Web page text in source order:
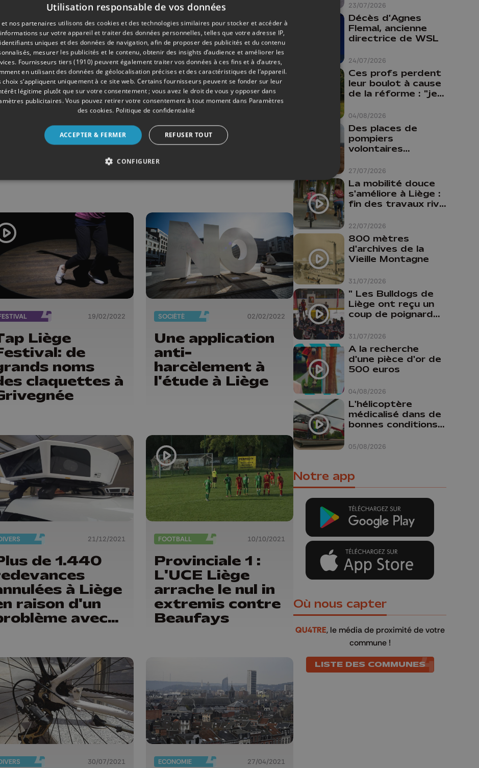
03/04/2023
Ardentes : Rue
Léopold, départ
de
FUTSAL 18/12/2022
Plus de 1.000
jeunes à la
deuxième
édition de la
Trophy Cup
19/02/2022
Liège
de
noms
claquettes à
SOCIÉTÉ 02/02/2022
Une application
anti-
harcèlement à
l'étude à Liège
21/12/2021
de 1.440
à Liège
raison d'un
avec
FOOTBALL 10/10/2021
Provinciale 1 :
L'UCE Liège
arrache le nul in
extremis contre
Beaufays
30/07/2021 ECONOMIE 27/04/2021
23/07/2026
24/07/2026
Décès d'Agnes
Flemal, ancienne
directrice de WSL
04/08/2026
Ces profs perdent
leur boulot à cause
de la réforme : "je
comme prof que
comme
pharmacienne"
27/07/2026
Des places de
pompiers
volontaires
province de Liège :
"Un citoyen qui
n'est formé ne
peut pas nous
aider"
22/07/2026
La mobilité douce
s'améliore à Liège :
fin des travaux rive
cyclo-piétonnes
Avroy et
Guillemins...
31/07/2026
800 mètres
d'archives de la
Vieille Montagne
31/07/2026
" Les Bulldogs de
Liège ont reçu un
coup de poignard
04/08/2026
A la recherche
d'une pièce d'or de
500 euros
05/08/2026
L'hélicoptère
médicalisé dans de
bonnes conditions à
Notre app
Où nous capter
QU4TRE, le média de proximité de votre
commune !
LISTE DES COMMUNES
Utilisation responsable de vos données
et nos partenaires utilisons des cookies et des technologies similaires pour stocker et accéder à
sur votre appareil et traiter des données personnelles, telles que votre adresse IP,
uniques et des données de navigation, afin de proposer des publicités et du contenu
mesurer les publicités et le contenu, obtenir des insights d’audience et améliorer les
Fournisseurs tiers (1910) peuvent également traiter vos données à ces fins et à d’autres,
en utilisant des données de géolocalisation précises et des caractéristiques de l’appareil.
choix s’appliquent uniquement à ce site web. Certains fournisseurs peuvent se fonder sur leur
légitime plutôt que sur votre consentement ; vous avez le droit de vous y opposer dans
publicitaires. Vous pouvez retirer votre consentement à tout moment dans Paramètres
des cookies. Politique de confidentialité
ACCEPTER & FERMER REFUSER TOUT
CONFIGURER